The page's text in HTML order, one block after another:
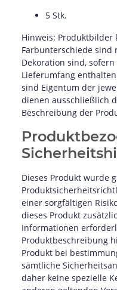
5 Stk.
Hinweis: Produktbilder
Farbunterschiede sind
Dekoration sind,
Lieferumfang
sind Eigentum der
dienen ausschließlich
Beschreibung der
Dieses Produkt wurde
einer sorgfältigen
dieses Produkt
Informationen
Produktbeschreibung
Produkt bei
sämtliche
daher keine spezielle